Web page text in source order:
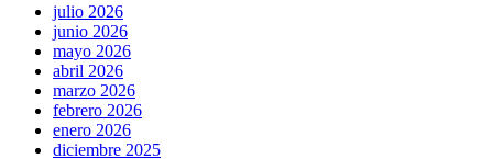
julio 2026
junio 2026
mayo 2026
abril 2026
marzo 2026
febrero 2026
enero 2026
diciembre 2025